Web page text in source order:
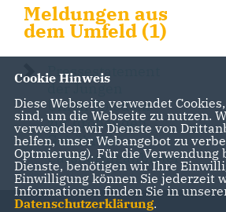
Meldungen aus
dem Umfeld (1)
Pressestatement
der Jungen
Union Potsdam
zur drohenden
Gebühr für
Carsharinganbieter
Cookie Hinweis
Diese Webseite verwendet
sind, um die Webseite zu nutzen.
verwenden wir Dienste von
helfen, unser Webangebot zu
Optmierung). Für die Verwendung
Dienste, benötigen wir Ihre
Einwilligung können Sie jederzeit
Informationen finden Sie in
Datenschutzerklärung.